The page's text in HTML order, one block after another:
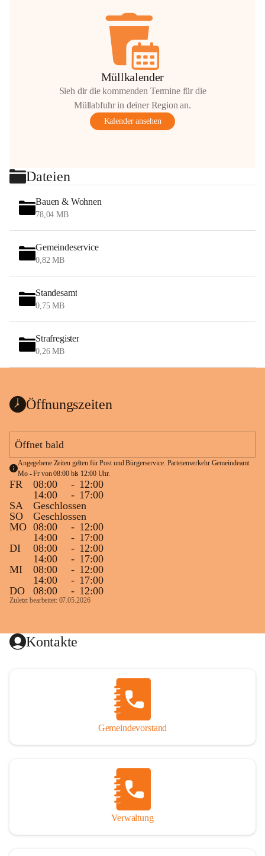
Müllkalender
Sieh dir die kommenden Termine für die
Müllabfuhr in deiner Region an.
Kalender ansehen
Dateien
Bauen & Wohnen
78,04 MB
Gemeindeservice
0,82 MB
Standesamt
0,75 MB
Strafregister
0,26 MB
Öffnungszeiten
Öffnet bald
Angegebene Zeiten gelten für Post und Bürgerservice. Parteienverkehr Gemeindeamt
Mo - Fr von 08:00 bis 12:00 Uhr.
FR 08:00 - 12:00
14:00
- 17:00
SA
Geschlossen
SO
Geschlossen
MO 08:00 - 12:00
14:00
- 17:00
DI
08:00 - 12:00
14:00
- 17:00
MI
08:00 - 12:00
14:00
- 17:00
DO
08:00 - 12:00
Zuletzt bearbeitet: 07.05.2026
Kontakte
Gemeindevorstand
Verwaltung